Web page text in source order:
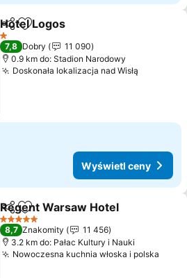
Udostępnij
Dodaj do ulubionych
Hotel Logos
1 Kategoria
7,8 Dobry
11 090
0.9 km do: Stadion Narodowy
Doskonała lokalizacja nad Wisłą
Wyświetl ceny
Udostępnij
Dodaj do ulubionych
Regent Warsaw Hotel
5 Kategoria
8,7 Znakomity
11 456
3.2 km do: Pałac Kultury i Nauki
Nowoczesna kuchnia włoska i polska